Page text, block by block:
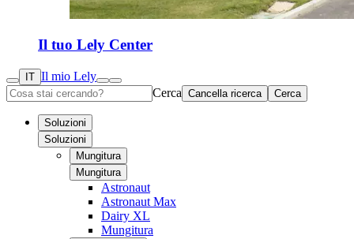
Il tuo Lely Center
IT Il mio Lely
Cerca Cancella ricerca Cerca
Soluzioni
Soluzioni
Mungitura
Mungitura
Astronaut
Astronaut Max
Dairy XL
Mungitura